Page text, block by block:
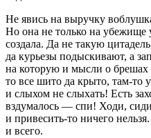
Не явись на выручку
Но она не только на убежище
создала. Да не такую
да курьезы подыскивают, а
на которую и мысли о
то все шито да крыто, там-то
и слыхом не слыхать! Есть
вздумалось — спи! Ходи,
и привесить-то ничего
и всего.